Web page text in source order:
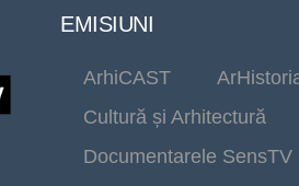
EMISIUNI
ArhiCAST
Cultură și Arhitectură
Documentarele SensTV